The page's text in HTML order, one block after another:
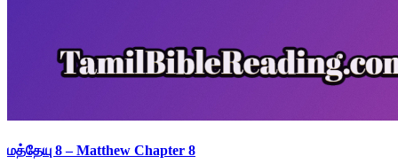
மத்தேயு 8 – Matthew Chapter 8